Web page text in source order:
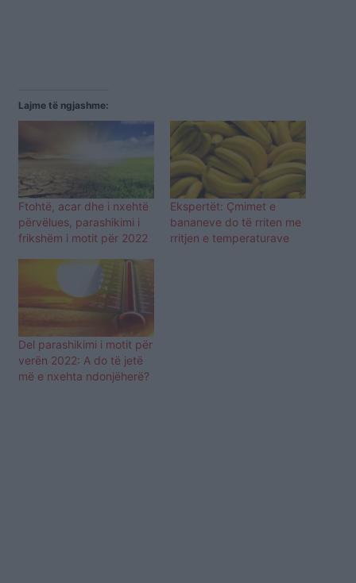
Lajme të ngjashme:
Ftohtë, acar dhe i nxehtë
përvëlues, parashikimi i
frikshëm i motit për 2022
Ekspertët: Çmimet e
bananeve do të rriten me
rritjen e temperaturave
Del parashikimi i motit për
verën 2022: A do të jetë
më e nxehta ndonjëherë?